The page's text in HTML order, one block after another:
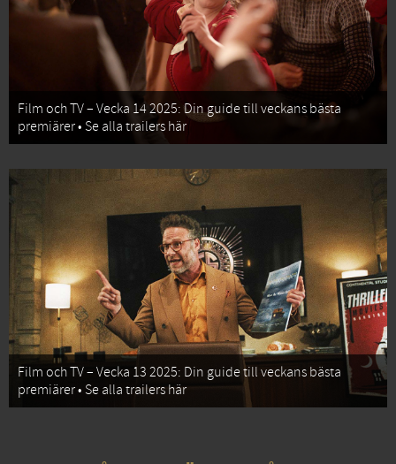
Film och TV – Vecka 14 2025: Din guide till veckans bästa
premiärer • Se alla trailers här
Film och TV – Vecka 13 2025: Din guide till veckans bästa
premiärer • Se alla trailers här